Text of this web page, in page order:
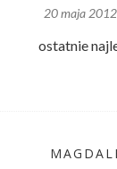
20 maja
ostatnie